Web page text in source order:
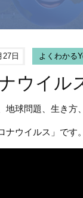
27日 よくわかる
ウイル
地球問題、生き方
ナウイルス」です。